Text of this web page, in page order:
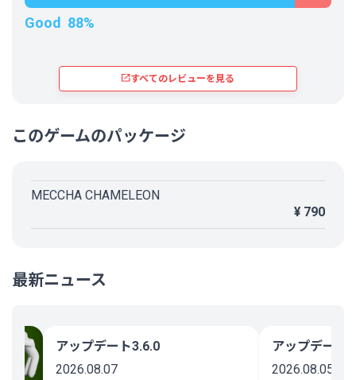
enjoyable gameplay.
atmosphere where "fun is all that matters."
The price is also reasonable, making it easy to buy with friends.
This is a matter of my constitution, not a problem with the game itself, so it's
not a reason to lower the game's rating, but
・Avoid playing in full screen. Reducing the game's size by using windowed
・Avoid vertical movement such as jumping or falling as much as possible.
・Play on outdoor maps rather than indoors.
Good 88%
すべてのレビューを見る
このゲームのパッケージ
MECCHA CHAMELEON
¥ 790
最新ニュース
アップデート3.6.0
2026.08.07
アップデート
2026.08.05